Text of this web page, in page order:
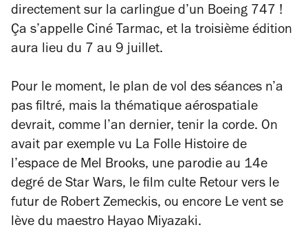
directement sur la carlingue d’un Boeing 747 !
Ça s’appelle Ciné Tarmac, et la troisième édition
aura lieu du 7 au 9 juillet.
Pour le moment, le plan de vol des séances n’a
pas filtré, mais la thématique aérospatiale
devrait, comme l’an dernier, tenir la corde. On
avait par exemple vu La Folle Histoire de
l’espace de Mel Brooks, une parodie au 14e
degré de Star Wars, le film culte Retour vers le
futur de Robert Zemeckis, ou encore Le vent se
lève du maestro Hayao Miyazaki.